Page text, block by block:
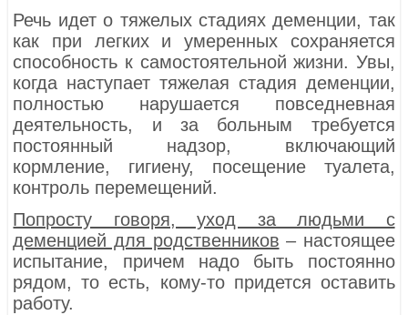
Речь идет о тяжелых стадиях деменции, так
как при легких и умеренных сохраняется
способность к самостоятельной жизни. Увы,
когда наступает тяжелая стадия деменции,
полностью нарушается повседневная
деятельность, и за больным требуется
постоянный надзор, включающий
кормление, гигиену, посещение туалета,
контроль перемещений.
Попросту говоря, уход за людьми с
деменцией для родственников – настоящее
испытание, причем надо быть постоянно
рядом, то есть, кому-то придется оставить
работу.